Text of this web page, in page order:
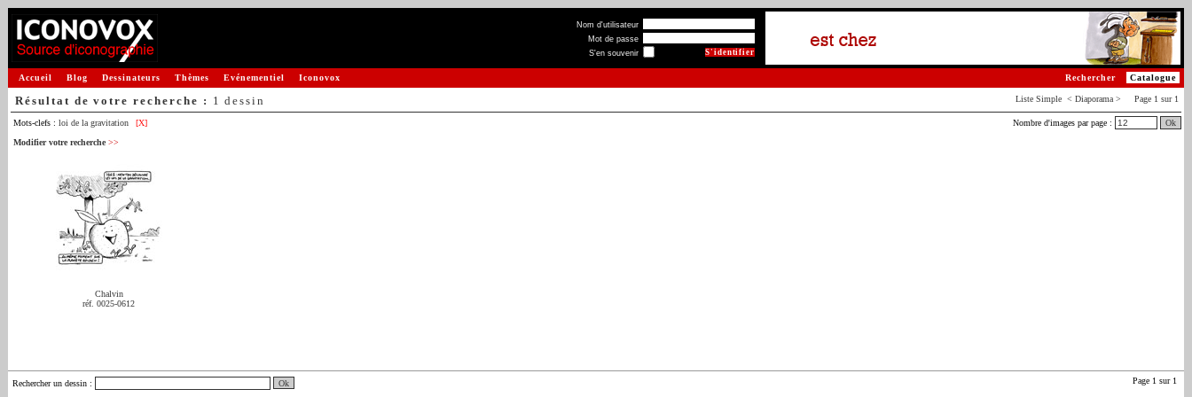
Nom d'utilisateur
Mot de passe
S'en souvenir
Accueil Blog Dessinateurs Thèmes Evénementiel Iconovox Catalogue
Rechercher
Liste Simple < Diaporama > Page 1 sur 1
Résultat de votre recherche : 1 dessin
Nombre d'images par page : Ok
Mots-clefs : loi de la gravitation
[X]
Modifier votre recherche >>
Chalvin
réf. 0025-0612
Rechercher un dessin : Page 1 sur 1